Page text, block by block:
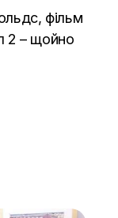
фільм
2 – щойно